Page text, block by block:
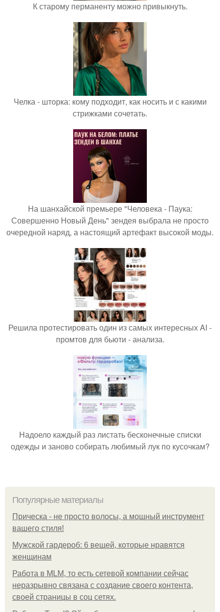
К старому перманенту можно привыкнуть.
Челка - шторка: кому подходит, как носить и с какими
стрижками сочетать.
На шанхайской премьере "Человека - Паука:
Совершенно Новый День" зендея выбрала не просто
очередной наряд, а настоящий артефакт высокой моды.
Решила протестировать один из самых интересных AI -
промтов для бьюти - анализа.
Надоело каждый раз листать бесконечные списки
одежды и заново собирать любимый лук по кусочкам?
Популярные материалы
Прическа - не просто волосы, а мощный инструмент
вашего стиля!
Мужской гардероб: 6 вещей, которые нравятся
женщинам
Работа в MLM, то есть сетевой компании сейчас
неразрывно связана с создание своего контента,
своей страницы в соц сетях.